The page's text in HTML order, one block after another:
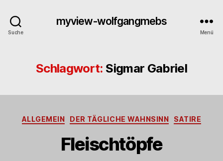
Suche
myview-wolfgangmebs
Menü
Schlagwort: Sigmar Gabriel
Kategorien
ALLGEMEIN DER TÄGLICHE WAHNSINN SATIRE
Fleischtöpfe